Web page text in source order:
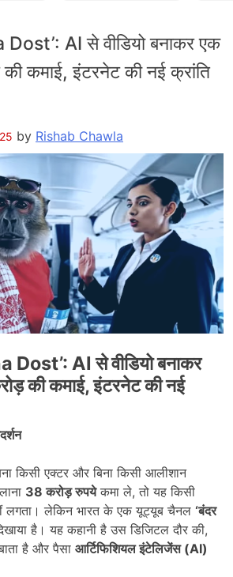
AI से वीडियो बनाकर एक
कमाई, इंटरनेट की नई क्रांति
by Rishab Chawla
AI से वीडियो बनाकर
की कमाई, इंटरनेट की नई
किसी एक्टर और बिना किसी आलीशान
38 करोड़ रुपयेकमा ले, तो यह किसी
लगता। लेकिन भारत के एक यूट्यूब चैनल ‘बंदर
है। यह कहानी है उस डिजिटल दौर की,
है और पैसा आर्टिफिशियल इंटेलिजेंस (AI)